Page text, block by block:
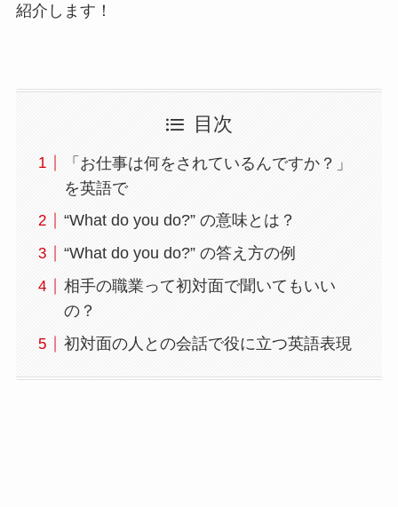
紹介します！
目次
「お仕事は何をされているんですか？」
を英語で
“What do you do?” の意味とは？
“What do you do?” の答え方の例
相手の職業って初対面で聞いてもいい
の？
初対面の人との会話で役に立つ英語表現